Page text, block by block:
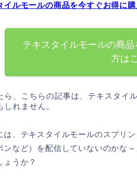
イルモールの商品を今すぐお得に
テキスタイルモールの商
方は
ら、こちらの記事は、テキスタイ
しれません。
は、テキスタイルモールのスプリ
ンなど）を配信していないのかな
ょうか？